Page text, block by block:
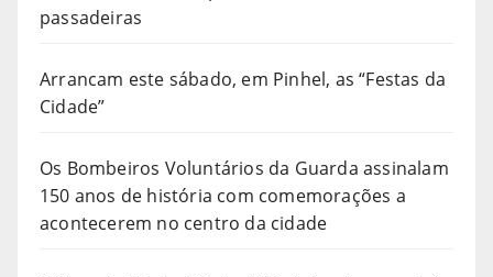
passadeiras
Arrancam este sábado, em Pinhel, as “Festas da
Cidade”
Os Bombeiros Voluntários da Guarda assinalam
150 anos de história com comemorações a
acontecerem no centro da cidade